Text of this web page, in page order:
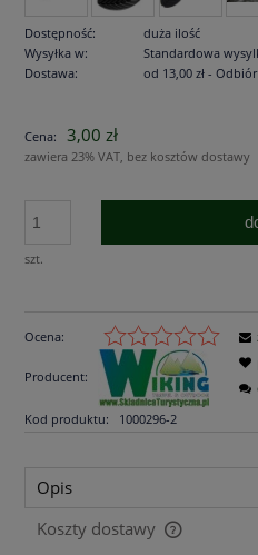
Dostępność:
duża ilość
Wysyłka w:
Standardowa
Dostawa:
od 13,00 zł - Odbiór
Cena nie zawiera
Cena: 3,00 zł
zawiera 23% VAT, bez kosztów dostawy
szt.
Ocena:
Producent:
Kod produktu: 1000296-2
Opis
Koszty dostawy
Cena nie zawiera ewentualnych